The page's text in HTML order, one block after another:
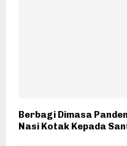
Berbagi Dimasa
Nasi Kotak Kepada